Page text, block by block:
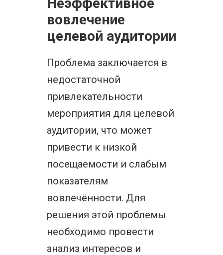
вовлечение
целевой аудитории
Проблема заключается в
недостаточной
привлекательности
мероприятия для целевой
аудитории, что может
привести к низкой
посещаемости и слабым
показателям
вовлечённости. Для
решения этой проблемы
необходимо провести
анализ интересов и